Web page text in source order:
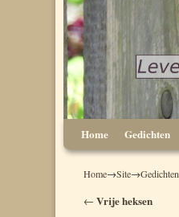
Home Gedichten
Home→Site→Gedichten
Berichtnavigatie
← Vrije heksen